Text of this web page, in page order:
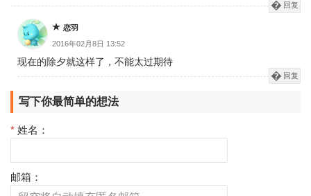
回复
恋羽
2016年02月8日 13:52
现在的除夕就这样了，不能太过期待
回复
写下你最简单的想法
* 姓名：
邮箱：